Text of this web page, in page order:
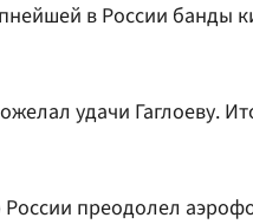
в России банды
удачи Гаглоеву.
России преодолел